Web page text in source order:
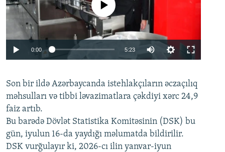
Auto 240p 360p 480p
720p 1080p
No media source currently available
0:00 5:23
360p
480p
720p
1080p
Son bir ildə Azərbaycanda istehlakçıların əczaçılıq
məhsulları və tibbi ləvazimatlara çəkdiyi xərc 24,9
faiz artıb.
Bu barədə Dövlət Statistika Komitəsinin (DSK) bu
gün, iyulun 16-da yaydığı məlumatda bildirilir.
DSK vurğulayır ki, 2026-cı ilin yanvar-iyun